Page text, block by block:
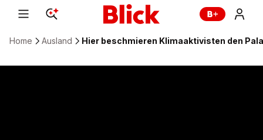
Home Ausland Hier beschmieren Klimaaktivisten den